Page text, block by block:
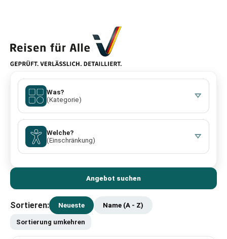
Was?
(Kategorie)
Welche?
(Einschränkung)
Angebot suchen
Sortieren: Neueste Name (A - Z)
Sortierung umkehren